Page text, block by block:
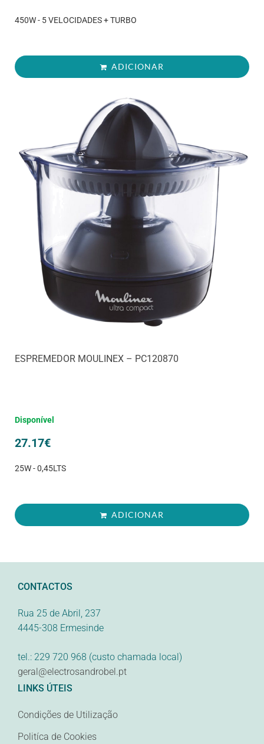
450W - 5 VELOCIDADES + TURBO
ADICIONAR
ESPREMEDOR MOULINEX – PC120870
Disponível
27.17€
25W - 0,45LTS
ADICIONAR
CONTACTOS
Rua 25 de Abril, 237
4445-308 Ermesinde
tel.: 229 720 968 (custo chamada local)
geral@electrosandrobel.pt
LINKS ÚTEIS
Condições de Utilização
Politíca de Cookies